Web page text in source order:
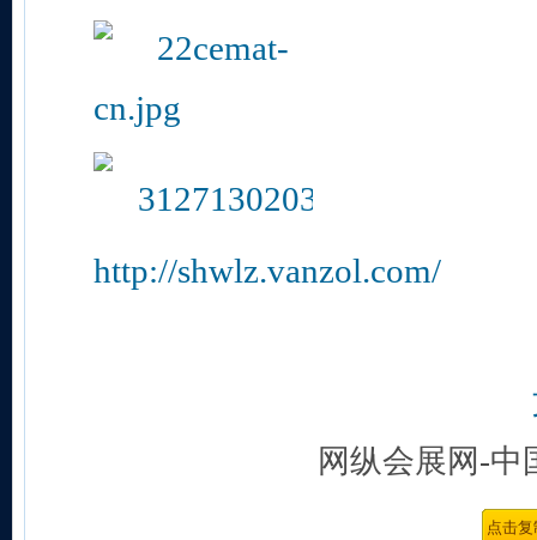
http://shwlz.vanzol.com/
网纵会展网-中